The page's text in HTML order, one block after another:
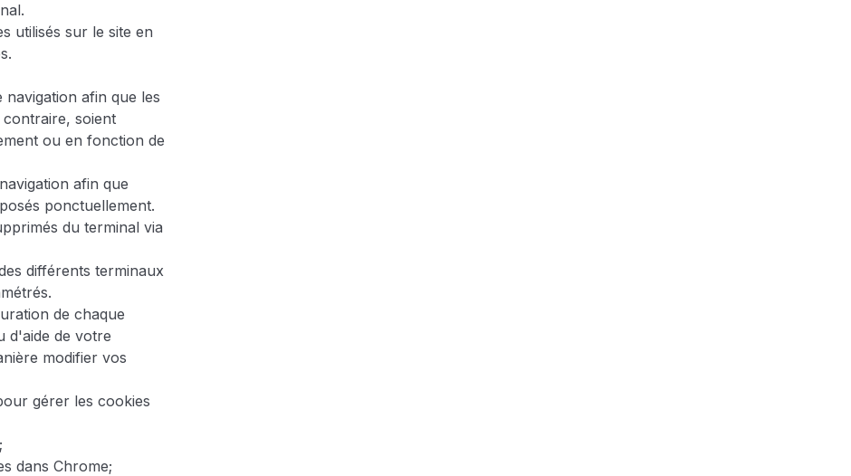
utilisés sur le site en
afin que les
soient
ou en fonction de
afin que
ponctuellement.
du terminal via
différents terminaux
de chaque
d'aide de votre
modifier vos
gérer les cookies
dans Chrome;